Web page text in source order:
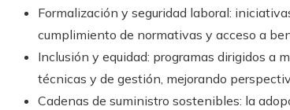
Formalización y seguridad laboral:
cumplimiento de normativas y acceso a
Inclusión y equidad: programas dirigidos a
técnicas y de gestión, mejorando
Cadenas de suministro sostenibles: la